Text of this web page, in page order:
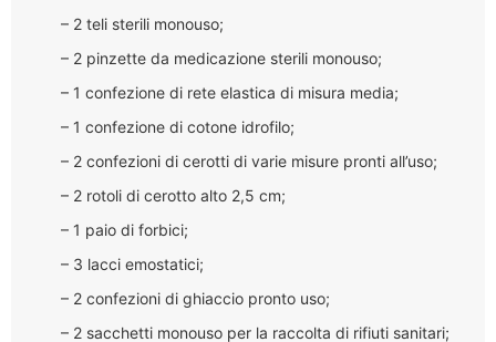
– 2 teli sterili monouso;
– 2 pinzette da medicazione sterili monouso;
– 1 confezione di rete elastica di misura media;
– 1 confezione di cotone idrofilo;
– 2 confezioni di cerotti di varie misure pronti all’uso;
– 2 rotoli di cerotto alto 2,5 cm;
– 1 paio di forbici;
– 3 lacci emostatici;
– 2 confezioni di ghiaccio pronto uso;
– 2 sacchetti monouso per la raccolta di rifiuti sanitari;